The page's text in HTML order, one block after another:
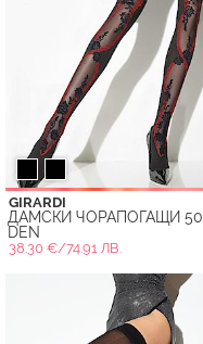
GIRARDI
ДАМСКИ ЧОРАПОГАЩИ 50
DEN
38.30 €/74.91 ЛВ.